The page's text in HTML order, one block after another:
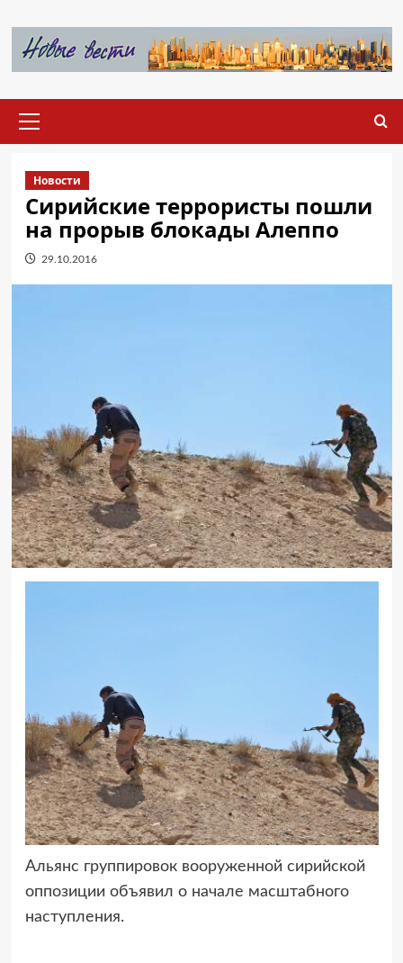
содержимому
меню
Новости
Сирийские террористы пошли
на прорыв блокады Алеппо
29.10.2016
Альянс группировок вооруженной сирийской
оппозиции объявил о начале масштабного
наступления.